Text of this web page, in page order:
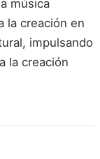
música
la creación en
impulsando
la creación